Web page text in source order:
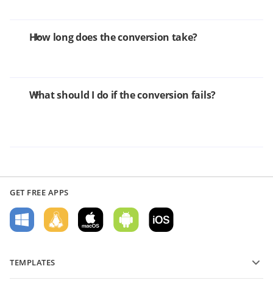
How long does the conversion take?
What should I do if the conversion fails?
GET FREE APPS
TEMPLATES